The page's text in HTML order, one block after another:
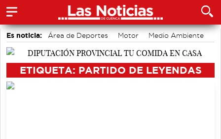
Es noticia: Área de Deportes Motor
Medio Ambiente
Bádminton
Fútbol
ETIQUETA: PARTIDO DE LEYENDAS